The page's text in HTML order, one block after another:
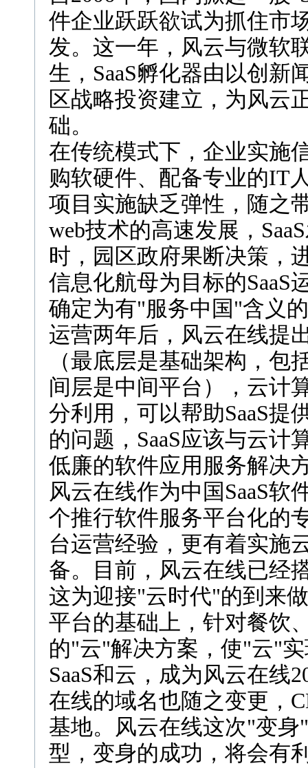
件企业跃跃欲试为抓住市
发。这一年，风云与微软
生，SaaS孵化器由以创新
区战略投资建立，为风云
础。
在传统模式下，企业实施
购软硬件、配备专业的IT
项目实施缺乏弹性，随之
web技术的高速发展，
时，园区政府果断决策，
信息化航母为目标的SaaS
确定为有"服务中国"含义
运营两年后，风云在线提
（最底层是基础架构，包
间层是中间平台），云计
分利用，可以帮助SaaS提
的问题，SaaS应该与云计
低廉的软件应用服务解决
风云在线作为中国SaaS
个推行软件服务平台化的
台运营经验，更有着实施
备。目前，风云在线已经
这为迎接"云时代"的到来
平台的基础上，针对餐饮
的"云"解决方案，使"云"
SaaS和云，成为风云在线
在线的域名也随之变更，
基地。风云在线这次"变
型，变身的成功，将会有